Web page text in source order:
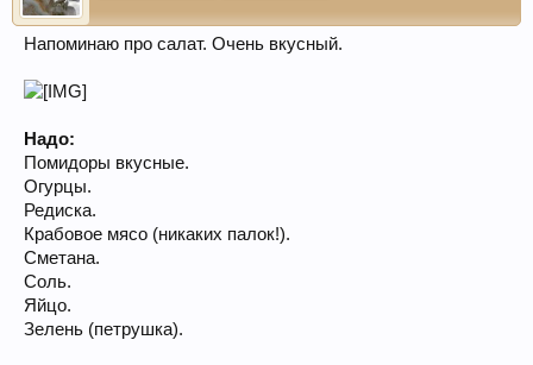
Напоминаю про салат. Очень вкусный.
Надо:
Помидоры вкусные.
Огурцы.
Редиска.
Крабовое мясо (никаких палок!).
Сметана.
Соль.
Яйцо.
Зелень (петрушка).